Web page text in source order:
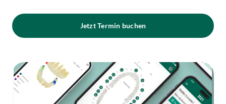
Jetzt Termin buchen